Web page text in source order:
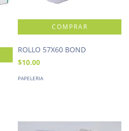
ROLLO 57X60 BOND
$10.00
PAPELERIA